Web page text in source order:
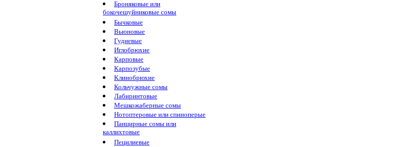
Броняковые или
бокочешуйниковые сомы
Бычковые
Вьюновые
Гудиевые
Иглобрюхие
Карповые
Карпозубые
Клинобрюхие
Кольчужные сомы
Лабиринтовые
Мешкожаберные сомы
Нотоптеровые или спиноперые
Панцирные сомы или
каллихтовые
Пецилиевые